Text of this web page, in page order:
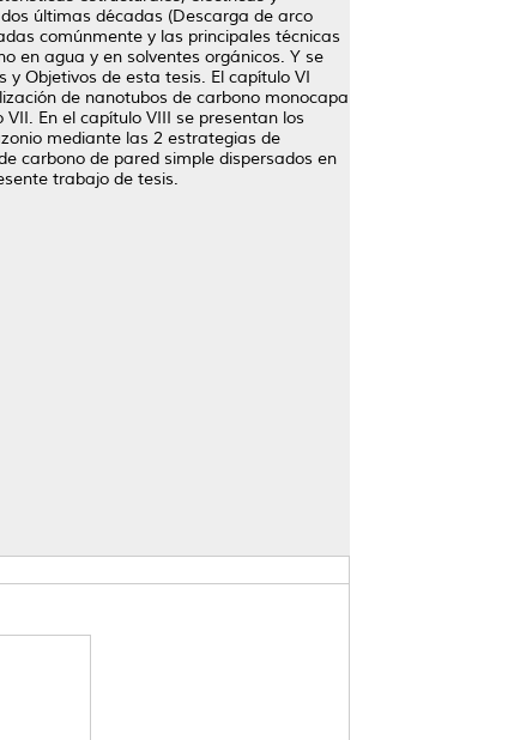
últimas décadas (Descarga de arco
comúnmente y las principales técnicas
en agua y en solventes orgánicos. Y se
Objetivos de esta tesis. El capítulo VI
de nanotubos de carbono monocapa
En el capítulo VIII se presentan los
mediante las 2 estrategias de
carbono de pared simple dispersados en
trabajo de tesis.